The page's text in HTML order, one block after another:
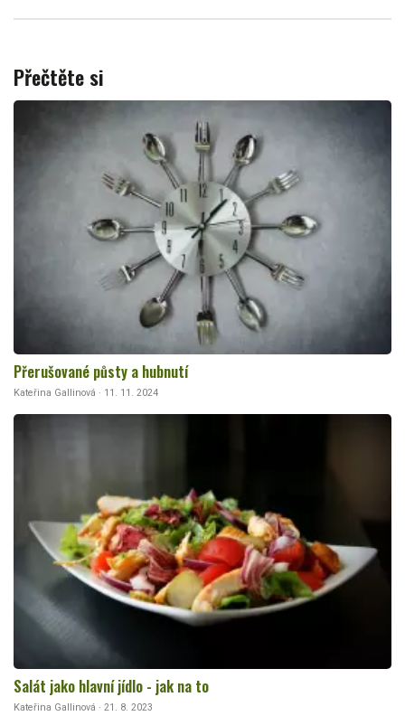
Přečtěte si
Přerušované půsty a hubnutí
Kateřina Gallinová · 11. 11. 2024
Salát jako hlavní jídlo - jak na to
Kateřina Gallinová · 21. 8. 2023